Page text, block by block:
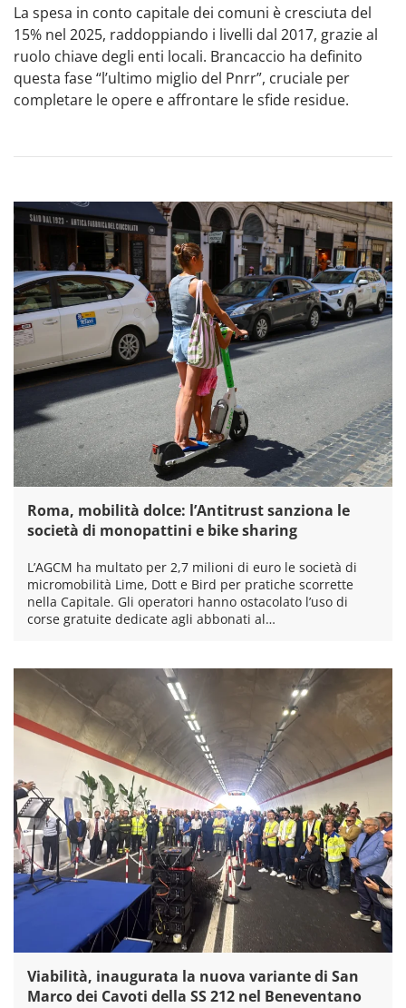
La spesa in conto capitale dei comuni è cresciuta del
15% nel 2025, raddoppiando i livelli dal 2017, grazie al
ruolo chiave degli enti locali. Brancaccio ha definito
questa fase “l’ultimo miglio del Pnrr”, cruciale per
completare le opere e affrontare le sfide residue.
Roma, mobilità dolce: l’Antitrust sanziona le
società di monopattini e bike sharing
L’AGCM ha multato per 2,7 milioni di euro le società di
micromobilità Lime, Dott e Bird per pratiche scorrette
nella Capitale. Gli operatori hanno ostacolato l’uso di
corse gratuite dedicate agli abbonati al…
Viabilità, inaugurata la nuova variante di San
Marco dei Cavoti della SS 212 nel Beneventano